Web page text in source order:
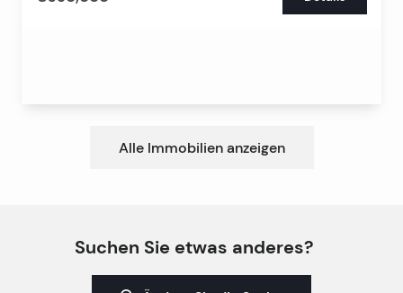
Alle Immobilien anzeigen
Suchen Sie etwas anderes?